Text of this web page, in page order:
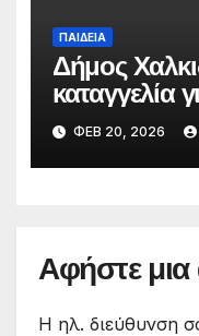
ΠΑΙΔΕΙΑ
Δήμος
καταγγελία
τρόφιμα
σταθμών
ΦΕΒ 20, 2026
Αφήστε
Η ηλ. διεύθυνση